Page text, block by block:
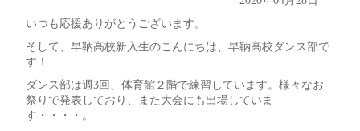
いつも応援ありがとうございます。
そして、早鞆高校新入生のこんにちは、早鞆高校ダンス部で
す！
ダンス部は週3回、体育館２階で練習しています。様々なお
祭りで発表しており、また大会にも出場していま
す・・・・。